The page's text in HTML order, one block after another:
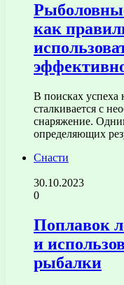
как
В поисках
сталкивается с
снаряжение.
определяющих
Снасти
30.10.2023
0
Поплавок
и
рыбалки